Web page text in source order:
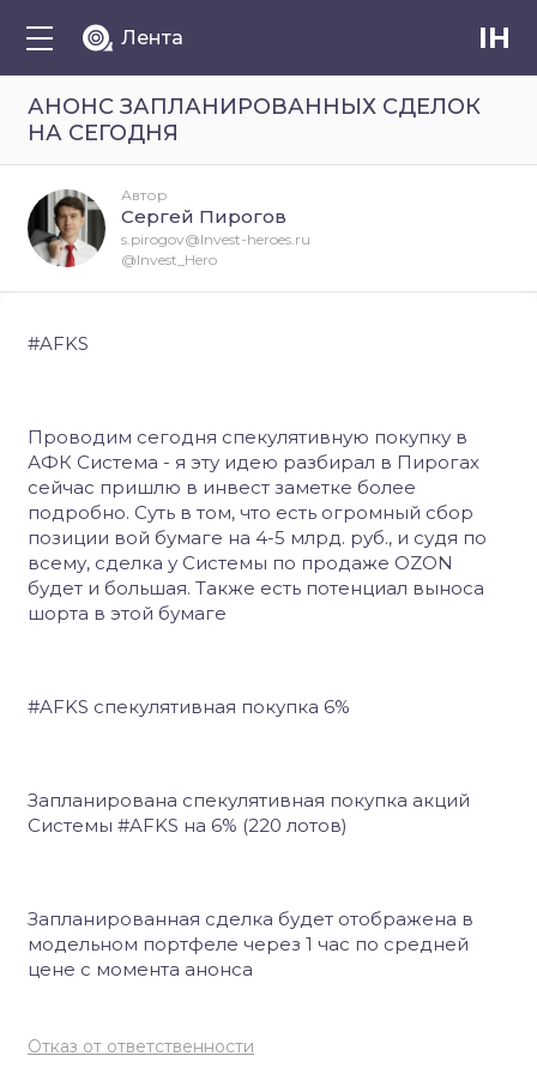
Лента IH
АНОНС ЗАПЛАНИРОВАННЫХ СДЕЛОК
НА СЕГОДНЯ
#AFKS
Проводим сегодня спекулятивную покупку в
АФК Система - я эту идею разбирал в Пирогах
сейчас пришлю в инвест заметке более
подробно. Суть в том, что есть огромный сбор
позиции вой бумаге на 4-5 млрд. руб., и судя по
всему, сделка у Системы по продаже OZON
будет и большая. Также есть потенциал выноса
шорта в этой бумаге
#AFKS спекулятивная покупка 6%
Запланирована спекулятивная покупка акций
Системы #AFKS на 6% (220 лотов)
Запланированная сделка будет отображена в
модельном портфеле через 1 час по средней
цене с момента анонса
Отказ от ответственности
Автор
Сергей Пирогов
s.pirogov@Invest-heroes.ru
@Invest_Hero